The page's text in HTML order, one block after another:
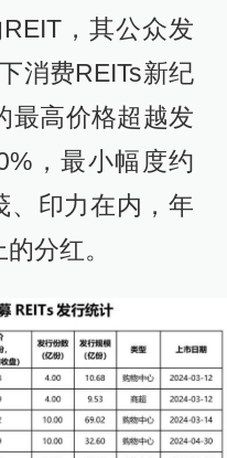
，其公众发
消费REITs新纪
最高价格超越发
，最小幅度约
、印力在内，年
分红。